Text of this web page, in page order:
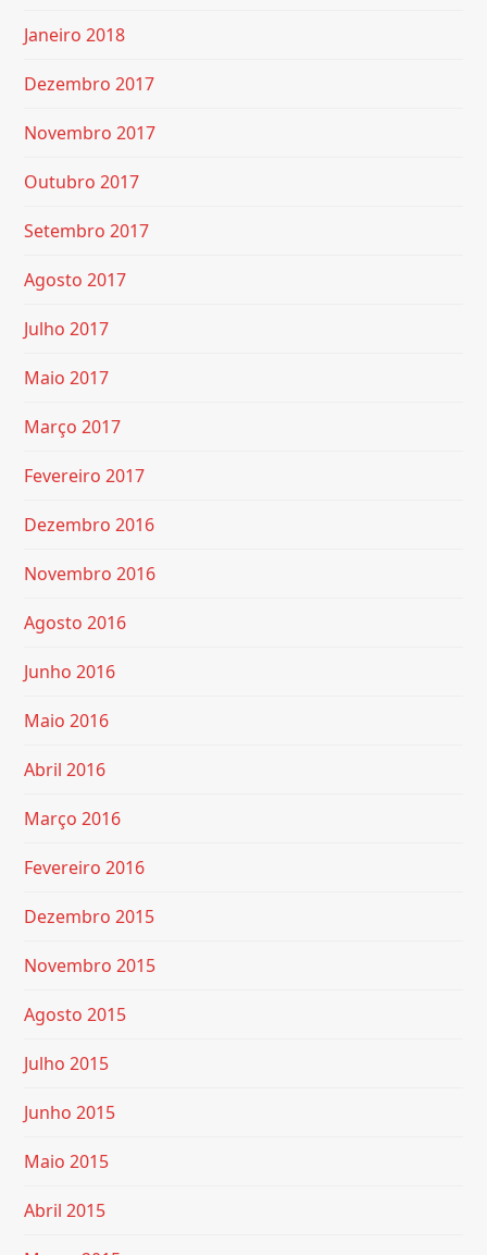
Janeiro 2018
Dezembro 2017
Novembro 2017
Outubro 2017
Setembro 2017
Agosto 2017
Julho 2017
Maio 2017
Março 2017
Fevereiro 2017
Dezembro 2016
Novembro 2016
Agosto 2016
Junho 2016
Maio 2016
Abril 2016
Março 2016
Fevereiro 2016
Dezembro 2015
Novembro 2015
Agosto 2015
Julho 2015
Junho 2015
Maio 2015
Abril 2015